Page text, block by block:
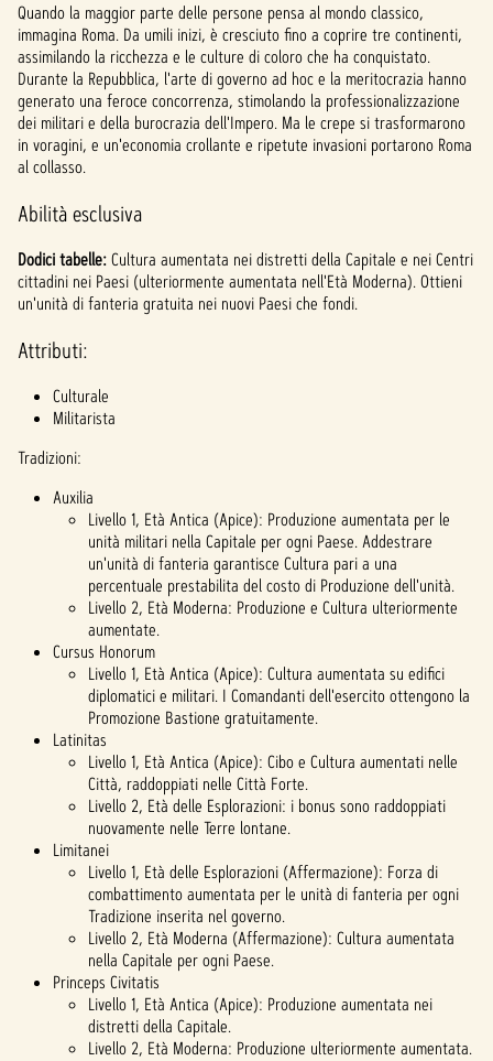
Quando la maggior parte delle persone pensa al mondo classico,
immagina Roma. Da umili inizi, è cresciuto fino a coprire tre continenti,
assimilando la ricchezza e le culture di coloro che ha conquistato.
Durante la Repubblica, l'arte di governo ad hoc e la meritocrazia hanno
generato una feroce concorrenza, stimolando la professionalizzazione
dei militari e della burocrazia dell'Impero. Ma le crepe si trasformarono
in voragini, e un'economia crollante e ripetute invasioni portarono Roma
al collasso.
Abilità esclusiva
Dodici tabelle:Cultura aumentata nei distretti della Capitale e nei Centri
cittadini nei Paesi (ulteriormente aumentata nell'Età Moderna). Ottieni
un'unità di fanteria gratuita nei nuovi Paesi che fondi.
Attributi:
Culturale
Militarista
Tradizioni:
Auxilia
Livello 1, Età Antica (Apice): Produzione aumentata per le
unità militari nella Capitale per ogni Paese. Addestrare
un'unità di fanteria garantisce Cultura pari a una
percentuale prestabilita del costo di Produzione dell'unità.
Livello 2, Età Moderna: Produzione e Cultura ulteriormente
aumentate.
Cursus Honorum
Livello 1, Età Antica (Apice): Cultura aumentata su edifici
diplomatici e militari. I Comandanti dell'esercito ottengono la
Promozione Bastione gratuitamente.
Latinitas
Livello 1, Età Antica (Apice): Cibo e Cultura aumentati nelle
Città, raddoppiati nelle Città Forte.
Livello 2, Età delle Esplorazioni: i bonus sono raddoppiati
nuovamente nelle Terre lontane.
Limitanei
Livello 1, Età delle Esplorazioni (Affermazione): Forza di
combattimento aumentata per le unità di fanteria per ogni
Tradizione inserita nel governo.
Livello 2, Età Moderna (Affermazione): Cultura aumentata
nella Capitale per ogni Paese.
Princeps Civitatis
Livello 1, Età Antica (Apice): Produzione aumentata nei
distretti della Capitale.
Livello 2, Età Moderna: Produzione ulteriormente aumentata.